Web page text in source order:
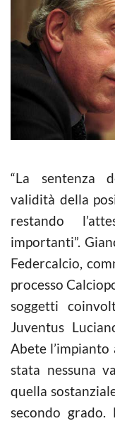
“La sentenza
validità della
restando
importanti”.
Federcalcio,
processo
soggetti
Juventus
Abete l’impianto
stata nessuna
quella
secondo grado.